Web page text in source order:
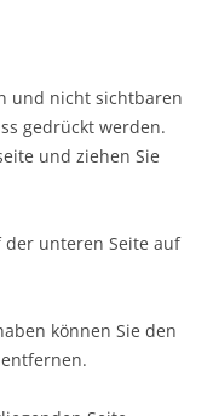
und nicht sichtbaren
gedrückt werden.
und ziehen Sie
der unteren Seite auf
können Sie den